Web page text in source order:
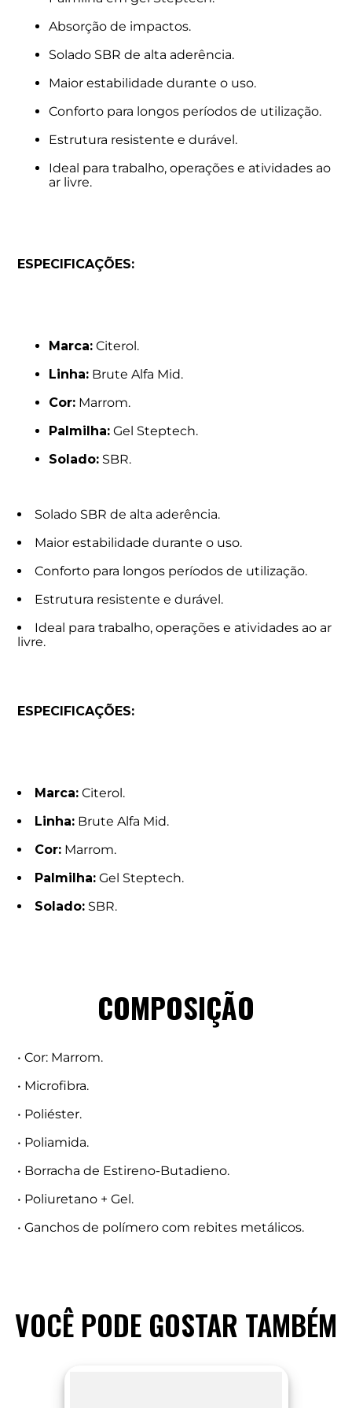
Absorção de impactos.
Solado SBR de alta aderência.
Maior estabilidade durante o uso.
Conforto para longos períodos de utilização.
Estrutura resistente e durável.
Ideal para trabalho, operações e atividades ao
ar livre.
ESPECIFICAÇÕES:
Marca: Citerol.
Linha: Brute Alfa Mid.
Cor: Marrom.
Palmilha: Gel Steptech.
Solado: SBR.
Solado SBR de alta aderência.
Maior estabilidade durante o uso.
Conforto para longos períodos de utilização.
Estrutura resistente e durável.
Ideal para trabalho, operações e atividades ao ar
livre.
ESPECIFICAÇÕES:
Marca: Citerol.
Linha: Brute Alfa Mid.
Cor: Marrom.
Palmilha: Gel Steptech.
Solado: SBR.
COMPOSIÇÃO
• Cor: Marrom.
• Microfibra.
• Poliéster.
• Poliamida.
• Borracha de Estireno-Butadieno.
• Poliuretano + Gel.
• Ganchos de polímero com rebites metálicos.
VOCÊ PODE GOSTAR TAMBÉM